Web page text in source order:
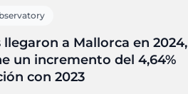
llegaron a Mallorca en 2024,
un incremento del 4,64%
con 2023